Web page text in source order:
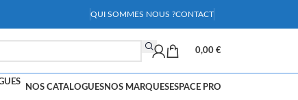
QUI SOMMES NOUS ?CONTACT
0,00 €
NOS CATALOGUESNOS MARQUESESPACE PRO